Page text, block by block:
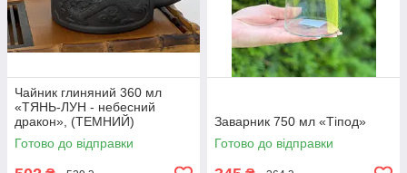
Чайник глиняний 360 мл
«ТЯНЬ-ЛУН - небесний
дракон», (ТЕМНИЙ)
Готово до відправки
Заварник 750 мл «Тіпод»
Готово до відправки